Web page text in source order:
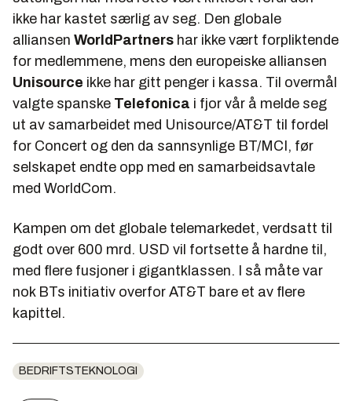
ikke har kastet særlig av seg. Den globale
alliansen WorldPartners har ikke vært forpliktende
for medlemmene, mens den europeiske alliansen
Unisource ikke har gitt penger i kassa. Til overmål
valgte spanske Telefonica i fjor vår å melde seg
ut av samarbeidet med Unisource/AT&T til fordel
for Concert og den da sannsynlige BT/MCI, før
selskapet endte opp med en samarbeidsavtale
med WorldCom.
Kampen om det globale telemarkedet, verdsatt til
godt over 600 mrd. USD vil fortsette å hardne til,
med flere fusjoner i gigantklassen. I så måte var
nok BTs initiativ overfor AT&T bare et av flere
kapittel.
BEDRIFTSTEKNOLOGI